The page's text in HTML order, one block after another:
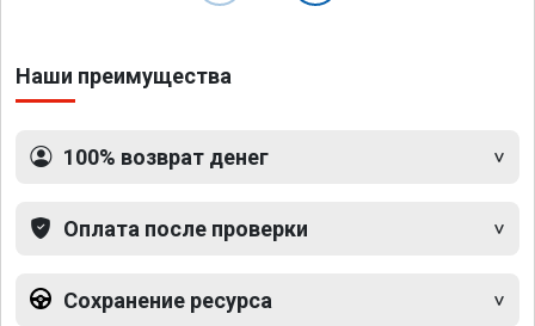
Наши преимущества
100% возврат денег
Оплата после проверки
Сохранение ресурса